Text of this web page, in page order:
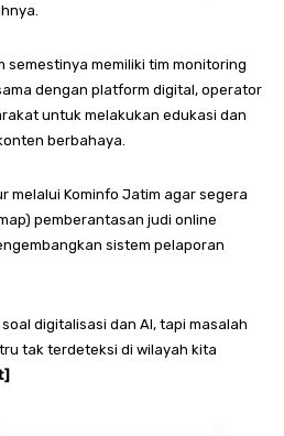
semestinya memiliki tim monitoring
dengan platform digital, operator
untuk melakukan edukasi dan
berbahaya.
melalui Kominfo Jatim agar segera
pemberantasan judi online
sistem pelaporan
digitalisasi dan AI, tapi masalah
tak terdeteksi di wilayah kita